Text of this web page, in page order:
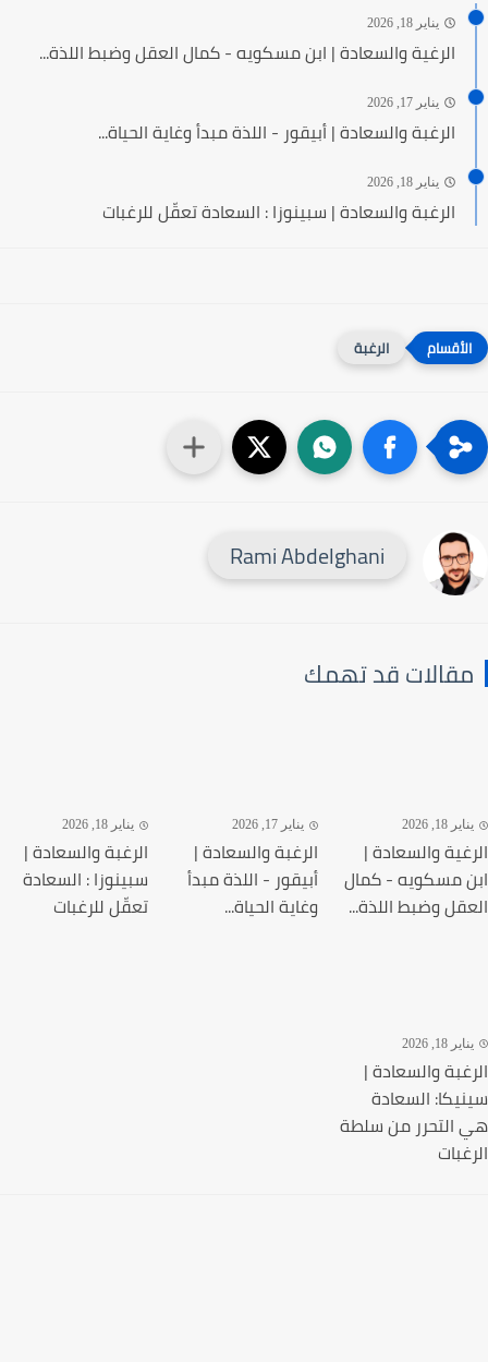
يناير 18, 2026
الرغية والسعادة | ابن مسكويه - كمال العقل وضبط اللذة...
يناير 17, 2026
الرغبة والسعادة | أبيقور - اللذة مبدأ وغاية الحياة...
يناير 18, 2026
الرغبة والسعادة | سبينوزا : السعادة تعقّل للرغبات
الرغبة
Rami Abdelghani
قد تهمك
18, 2026
والسعادة |
مسكويه - كمال
وضبط اللذة...
يناير 17, 2026
الرغبة والسعادة |
أبيقور - اللذة مبدأ
وغاية الحياة...
يناير 18, 2026
الرغبة والسعادة |
سبينوزا : السعادة
تعقّل للرغبات
18, 2026
والسعادة |
السعادة
من سلطة